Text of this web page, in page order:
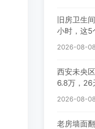
旧房卫生
小时，这5
2026-08-08
西安未央
6.8万，26
2026-08-08
老房墙面